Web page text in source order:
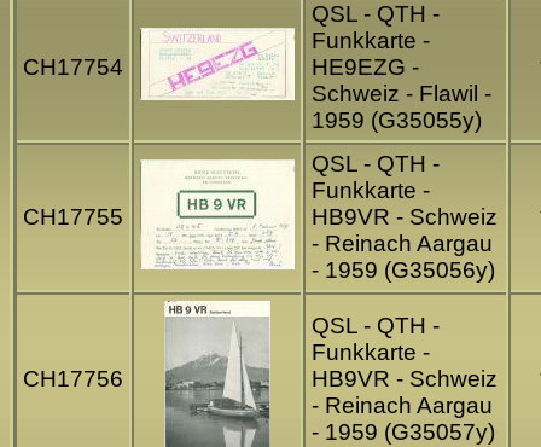
CH17754
QSL - QTH -
Funkkarte -
HE9EZG -
Schweiz - Flawil -
1959 (G35055y)
CH17755
QSL - QTH -
Funkkarte -
HB9VR - Schweiz
- Reinach Aargau
- 1959 (G35056y)
CH17756
QSL - QTH -
Funkkarte -
HB9VR - Schweiz
- Reinach Aargau
- 1959 (G35057y)